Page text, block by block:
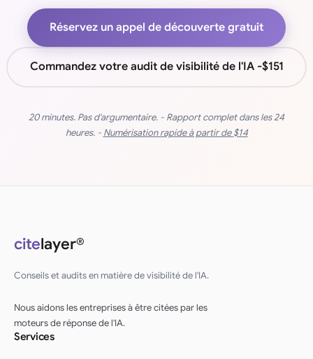
Réservez un appel de découverte gratuit
Commandez votre audit de visibilité de l'IA -$151
20 minutes. Pas d'argumentaire. - Rapport complet dans les 24
heures. - Numérisation rapide à partir de$14
citelayer®
Conseils et audits en matière de visibilité de l'IA.
Nous aidons les entreprises à être citées par les
moteurs de réponse de l'IA.
Services